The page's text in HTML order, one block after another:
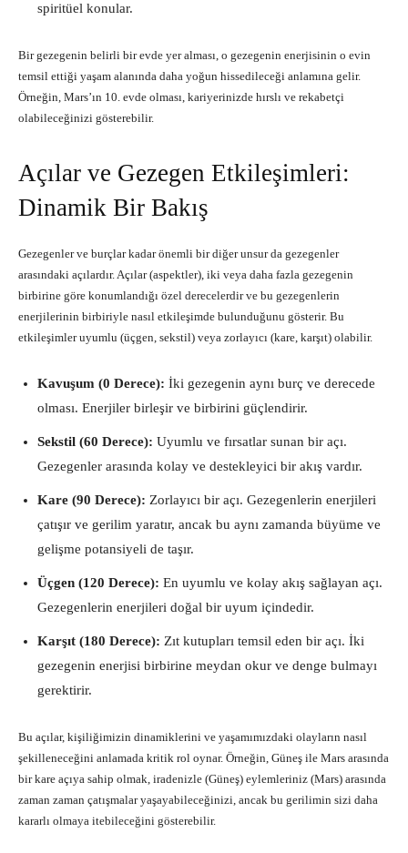
spiritüel konular.
Bir gezegenin belirli bir evde yer alması, o gezegenin enerjisinin o evin
temsil ettiği yaşam alanında daha yoğun hissedileceği anlamına gelir.
Örneğin, Mars’ın 10. evde olması, kariyerinizde hırslı ve rekabetçi
olabileceğinizi gösterebilir.
Açılar ve Gezegen Etkileşimleri:
Dinamik Bir Bakış
Gezegenler ve burçlar kadar önemli bir diğer unsur da gezegenler
arasındaki açılardır. Açılar (aspektler), iki veya daha fazla gezegenin
birbirine göre konumlandığı özel derecelerdir ve bu gezegenlerin
enerjilerinin birbiriyle nasıl etkileşimde bulunduğunu gösterir. Bu
etkileşimler uyumlu (üçgen, sekstil) veya zorlayıcı (kare, karşıt) olabilir.
Kavuşum (0 Derece): İki gezegenin aynı burç ve derecede
olması. Enerjiler birleşir ve birbirini güçlendirir.
Sekstil (60 Derece): Uyumlu ve fırsatlar sunan bir açı.
Gezegenler arasında kolay ve destekleyici bir akış vardır.
Kare (90 Derece): Zorlayıcı bir açı. Gezegenlerin enerjileri
çatışır ve gerilim yaratır, ancak bu aynı zamanda büyüme ve
gelişme potansiyeli de taşır.
Üçgen (120 Derece): En uyumlu ve kolay akış sağlayan açı.
Gezegenlerin enerjileri doğal bir uyum içindedir.
Karşıt (180 Derece): Zıt kutupları temsil eden bir açı. İki
gezegenin enerjisi birbirine meydan okur ve denge bulmayı
gerektirir.
Bu açılar, kişiliğimizin dinamiklerini ve yaşamımızdaki olayların nasıl
şekilleneceğini anlamada kritik rol oynar. Örneğin, Güneş ile Mars arasında
bir kare açıya sahip olmak, iradenizle (Güneş) eylemleriniz (Mars) arasında
zaman zaman çatışmalar yaşayabileceğinizi, ancak bu gerilimin sizi daha
kararlı olmaya itebileceğini gösterebilir.